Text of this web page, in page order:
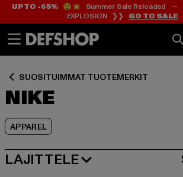
Siirry
Sisältö
Siirry
Footer
UP TO -65%😲💥 Summer Sale Reloaded —
EXPLOSION ❯❯ GO TO SALE
SUOSITUIMMAT TUOTEMERKIT
NIKE
APPAREL
Siirry
LAJITTELE
SUOSITUIMMAT